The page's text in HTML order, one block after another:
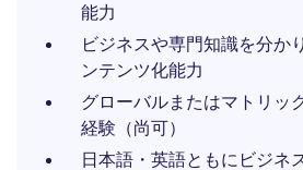
能力
ビジネスや専門知識を分か
ンテンツ化能力
グローバルまたはマトリッ
経験（尚可）
日本語・英語ともにビジネ